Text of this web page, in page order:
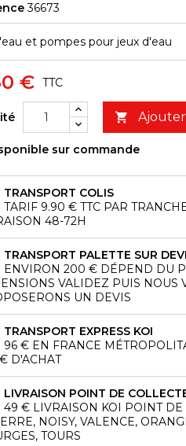
36673
et pompes pour jeux d'eau
€ TTC

sur commande
TRANSPORT COLIS
TARIF 9.90 € TTC PAR
48-72H
TRANSPORT PALETTE SUR
ENVIRON 200 € DÉPEND DU
VALIDEZ PUIS NOUS
UN DEVIS
TRANSPORT EXPRESS KOI
96 € EN FRANCE
D'ACHAT
LIVRAISON POINT DE
49 € LIVRAISON KOI POINT DE
NOISY, VALENCE,
TOURS